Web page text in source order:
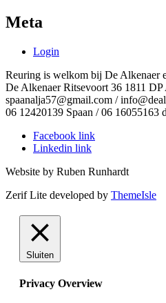
Meta
Login
Reuring is welkom bij De Alkenaer
De Alkenaer Ritsevoort 36 1811 DP
spaanalja57@gmail.com /
06 12420139 Spaan / 06 16055163
Facebook link
Linkedin link
Website by Ruben Runhardt
Zerif Lite developed by ThemeIsle
Sluiten
Privacy Overview